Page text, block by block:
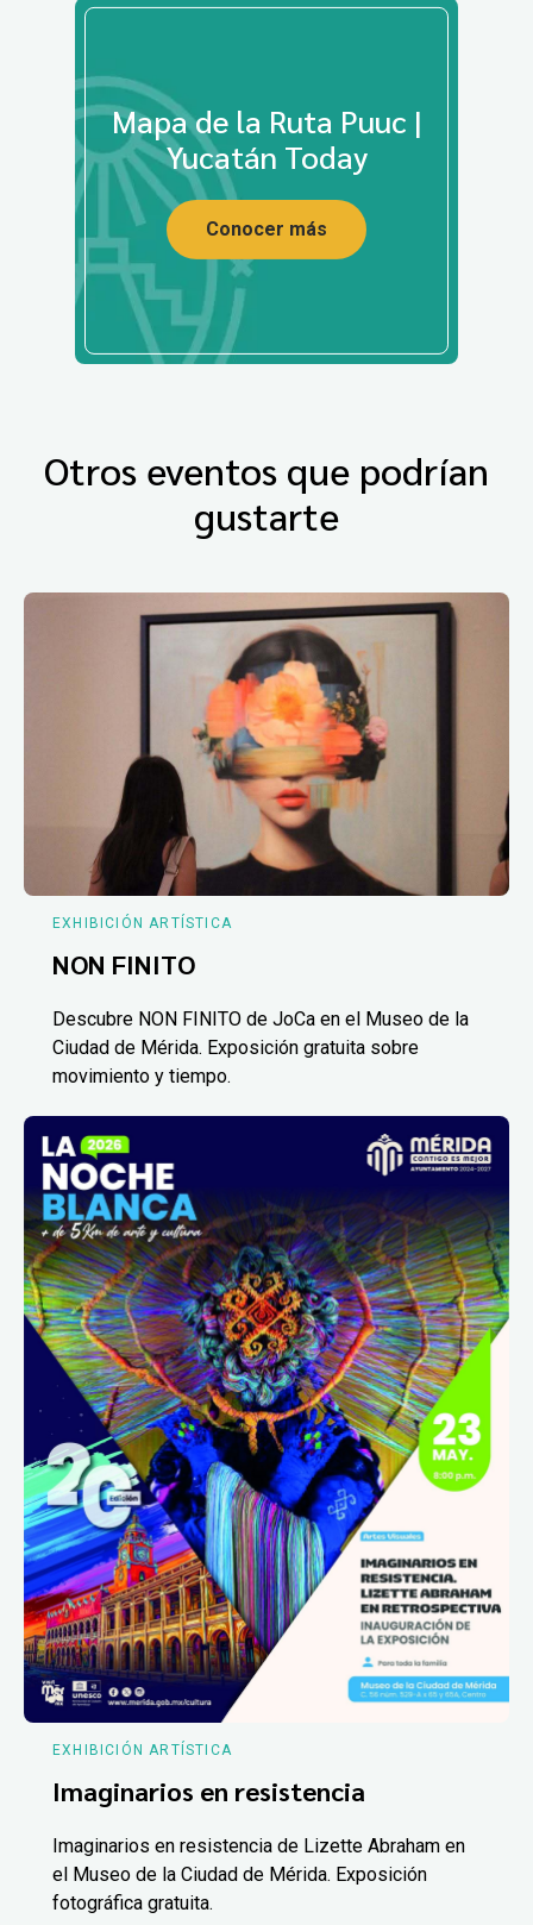
Mapa de la Ruta Puuc |
Yucatán Today
Conocer más
Otros eventos que podrían
gustarte
EXHIBICIÓN ARTÍSTICA
NON FINITO
Descubre NON FINITO de JoCa en el Museo de la
Ciudad de Mérida. Exposición gratuita sobre
movimiento y tiempo.
EXHIBICIÓN ARTÍSTICA
Imaginarios en resistencia
Imaginarios en resistencia de Lizette Abraham en
el Museo de la Ciudad de Mérida. Exposición
fotográfica gratuita.